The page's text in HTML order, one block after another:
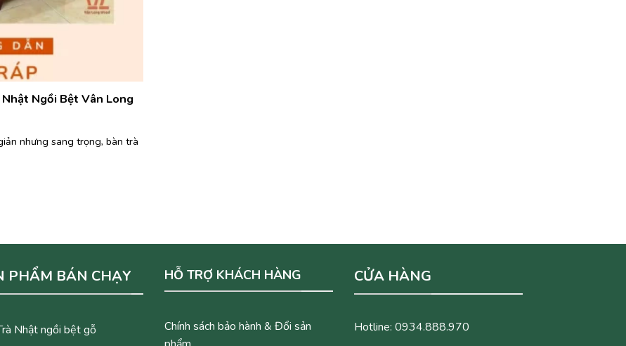
Ngồi Bệt Vân Long
nhưng sang trọng, bàn trà
PHẨM BÁN CHẠY
Nhật ngồi bệt gỗ
HỖ TRỢ KHÁCH HÀNG
Chính sách bảo hành & Đổi sản
CỬA HÀNG
Hotline: 0934.888.970